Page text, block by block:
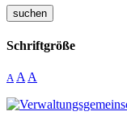
suchen
Schriftgröße
A A A